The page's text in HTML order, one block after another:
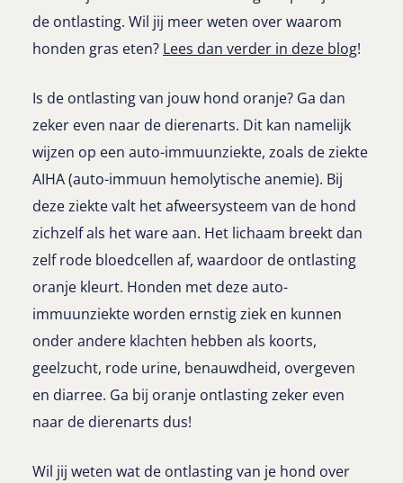
de ontlasting. Wil jij meer weten over waarom
honden gras eten? Lees dan verder in deze blog!
Is de ontlasting van jouw hond oranje? Ga dan
zeker even naar de dierenarts. Dit kan namelijk
wijzen op een auto-immuunziekte, zoals de ziekte
AIHA (auto-immuun hemolytische anemie). Bij
deze ziekte valt het afweersysteem van de hond
zichzelf als het ware aan. Het lichaam breekt dan
zelf rode bloedcellen af, waardoor de ontlasting
oranje kleurt. Honden met deze auto-
immuunziekte worden ernstig ziek en kunnen
onder andere klachten hebben als koorts,
geelzucht, rode urine, benauwdheid, overgeven
en diarree. Ga bij oranje ontlasting zeker even
naar de dierenarts dus!
Wil jij weten wat de ontlasting van je hond over